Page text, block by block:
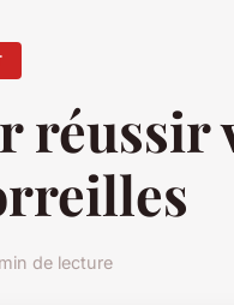
réussir
de lecture